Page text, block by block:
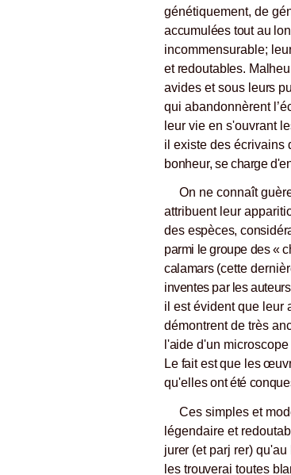
génétiquement, de
accumulées tout au
incommensurable;
et redoutables.
avides et sous leurs
qui abandonnèrent
leur vie en s'ouvrant
il existe des écrivains
bonheur,se charge
On ne connaît
attribuent leur
des espèces,
parmi le groupe des «
calamars (cette
inventes par les
il est évident que leur
démontrent de très
l'aide d'un
Le fait est que les
qu'ellesont été
Ces simples et
légendaire et
jurer (et parj rer) qu'au
les trouverai toutes